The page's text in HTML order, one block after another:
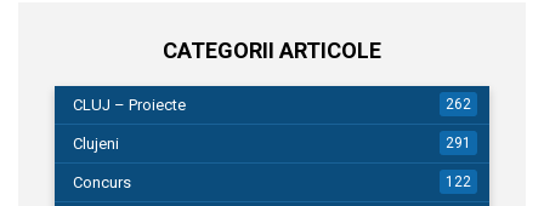
CATEGORII ARTICOLE
CLUJ – Proiecte 262
Clujeni 291
Concurs 122